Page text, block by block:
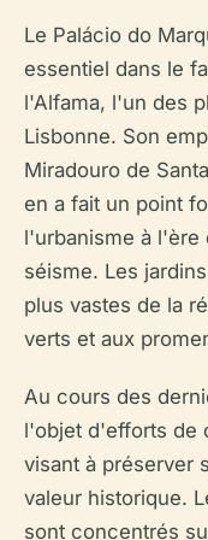
Le Palácio do
essentiel dans le
l'Alfama, l'un des
Lisbonne. Son
Miradouro de
en a fait un point
l'urbanisme à
séisme. Les
plus vastes de la
verts et aux
Au cours des
l'objet d'efforts de
visant à préserver
valeur historique.
sont concentrés